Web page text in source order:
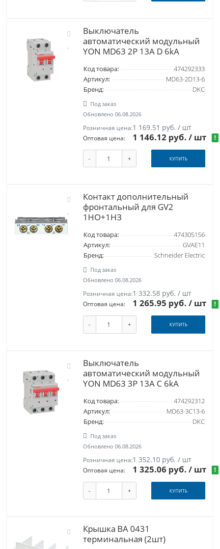
Выключатель
автоматический модульный
YON MD63 2P 13А D 6kA
Код товара:
474292333
Артикул:
MD63-2D13-6
Бренд:
DKC
Под заказ
Обновлено 06.08.2026
Розничная цена:1 169.51 руб. / шт
Оптовая цена: 1 146.12 руб./ шт !
- + КУПИТЬ
Контакт дополнительный
фронтальный для GV2
1НО+1НЗ
Код товара:
474305156
Артикул:
GVAE11
Бренд:
Schneider Electric
Под заказ
Обновлено 06.08.2026
Розничная цена:1 332.58 руб. / шт
Оптовая цена: 1 265.95 руб./ шт !
- + КУПИТЬ
Выключатель
автоматический модульный
YON MD63 3P 13А C 6kA
Код товара:
474292312
Артикул:
MD63-3C13-6
Бренд:
DKC
Под заказ
Обновлено 06.08.2026
Розничная цена:1 352.10 руб. / шт
Оптовая цена: 1 325.06 руб./ шт !
- + КУПИТЬ
Крышка ВА 0431
терминальная (2шт)